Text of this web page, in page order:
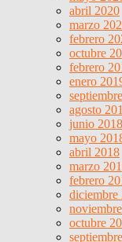
abril 2020
marzo
febrero
octubre
febrero
enero
agosto
junio 2018
mayo
abril 2018
marzo
febrero
diciembre
octubre